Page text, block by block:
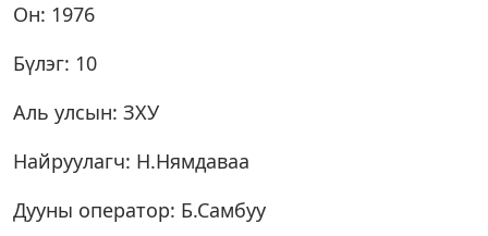
Он: 1976
Бүлэг: 10
Аль улсын: ЗХУ
Найруулагч: Н.Нямдаваа
Дууны оператор: Б.Самбуу